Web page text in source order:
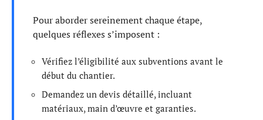
Pour aborder sereinement chaque étape,
quelques réflexes s’imposent :
Vérifiez l’éligibilité aux subventions avant le
début du chantier.
Demandez un devis détaillé, incluant
matériaux, main d’œuvre et garanties.